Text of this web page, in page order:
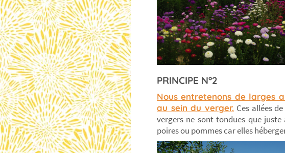
PRINCIPE N°2
Nous entretenons de larges
au sein du verger. Ces allées
vergers ne sont tondues que juste
poires ou pommes car elles